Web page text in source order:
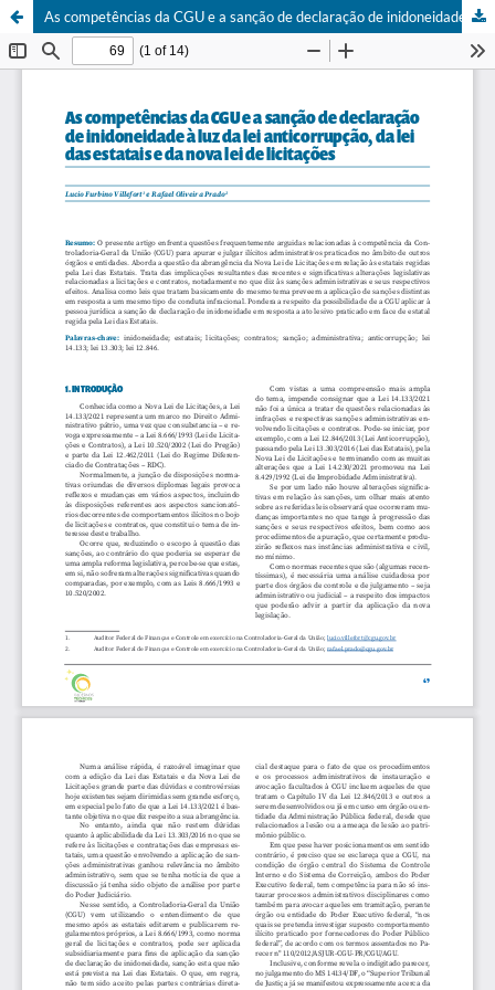
As competências da CGU e a sanção de declaração de inidoneidade à luz da lei anticorrupção, da lei das estatais e da nova lei de licitações